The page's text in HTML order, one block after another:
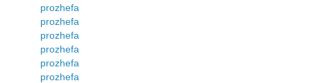
prozhefa
prozhefa
prozhefa
prozhefa
prozhefa
prozhefa